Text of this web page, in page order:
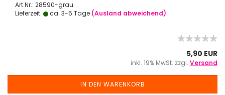
Art.Nr.: 28590-grau
Lieferzeit:
ca. 3-5 Tage (Ausland abweichend)
5,90 EUR
inkl. 19% MwSt. zzgl. Versand
IN DEN WARENKORB